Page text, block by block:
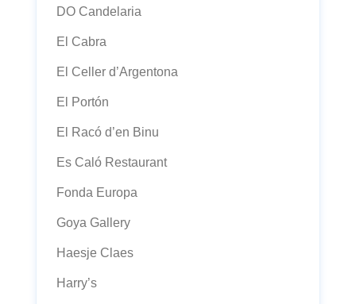
DO Candelaria
El Cabra
El Celler d’Argentona
El Portón
El Racó d’en Binu
Es Caló Restaurant
Fonda Europa
Goya Gallery
Haesje Claes
Harry’s